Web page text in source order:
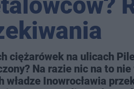
ciężarówek na ulicach
Na razie nic na to
władze Inowrocławia